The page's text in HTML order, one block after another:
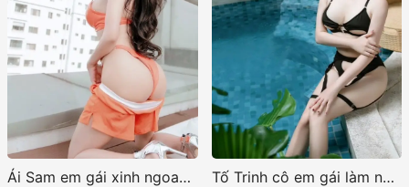
Ái Sam em gái xinh ngoan thân hình nóng bỏng
Tố Trinh cô em gái làm nên nét đẹp miền Tây